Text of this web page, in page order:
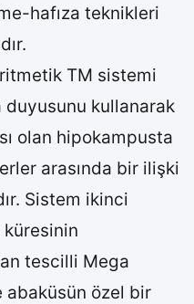
hafıza teknikleri
TM sistemi
duyusunu kullanarak
olan hipokampusta
arasında bir ilişki
Sistem ikinci
tescilli Mega
abaküsün özel bir